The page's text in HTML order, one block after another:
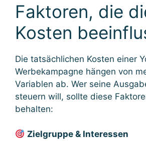
Faktoren, die
Kosten
Die tatsächlichen Kosten einer
Werbekampagne hängen von
Variablen ab. Wer seine
steuern will, sollte diese
behalten:
Zielgruppe & Interessen